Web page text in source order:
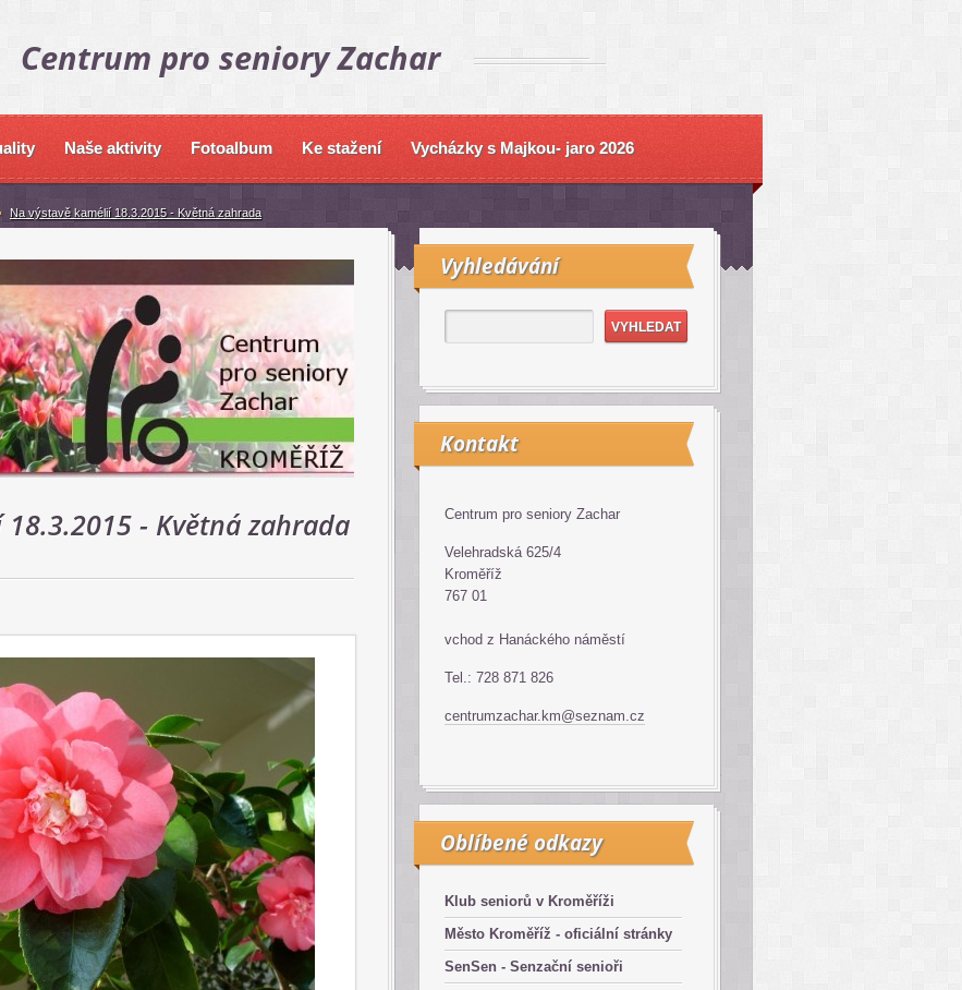
Centrum pro seniory Zachar
Naše aktivity Fotoalbum Ke stažení Vycházky s Majkou- jaro 2026
- Květná zahrada
Vyhledávání
Kontakt
Centrum pro seniory Zachar
Velehradská 625/4
Kroměříž
767 01
vchod z Hanáckého náměstí
Tel.: 728 871 826
centrumzachar.km@seznam.cz
Oblíbené odkazy
Klub seniorů v Kroměříži
Město Kroměříž - oficiální stránky
SenSen - Senzační senioři
Na výstavě kamélií 18.3.2015 - Květná zahrada